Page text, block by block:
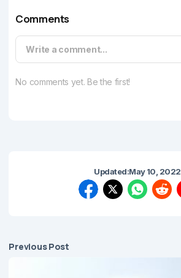
Comments
Write a comment...
No comments yet. Be the first!
Updated:May 10, 2022
Previous Post